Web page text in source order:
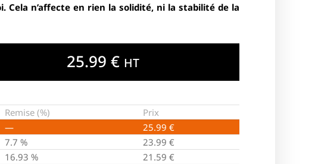
Cela n’affecte en rien la solidité, ni la stabilité de la
25.99€ HT
Remise (%)
Prix
— 25.99 €
7.7 % 23.99 €
16.93 % 21.59 €